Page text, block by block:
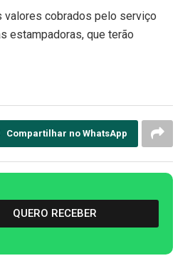
valores cobrados pelo serviço
estampadoras, que terão
Compartilhar no WhatsApp
QUERO RECEBER